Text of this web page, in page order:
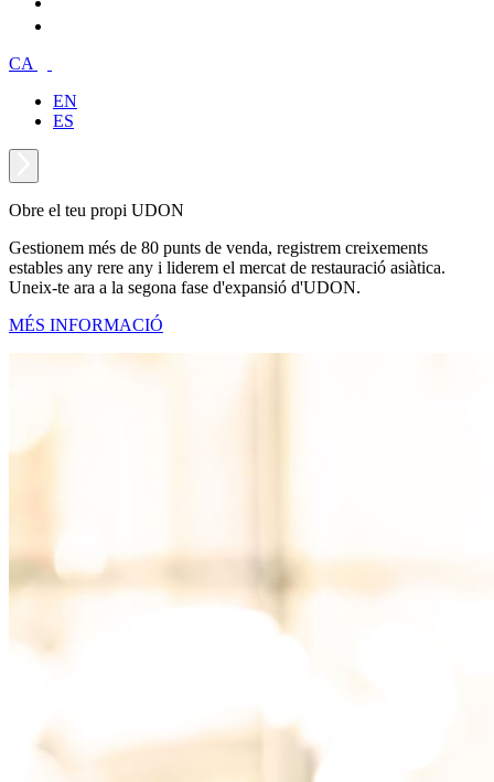
CA
EN
ES
Obre el teu propi UDON
Gestionem més de 80 punts de venda, registrem creixements
estables any rere any i liderem el mercat de restauració asiàtica.
Uneix-te ara a la segona fase d'expansió d'UDON.
MÉS INFORMACIÓ